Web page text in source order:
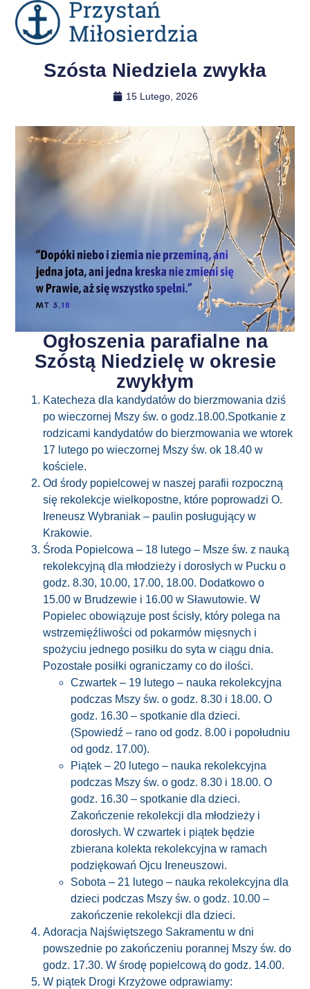
Szósta Niedziela zwykła
15 Lutego, 2026
Ogłoszenia parafialne na
Szóstą Niedzielę w okresie
zwykłym
Katecheza dla kandydatów do bierzmowania dziś
po wieczornej Mszy św. o godz.18.00.Spotkanie z
rodzicami kandydatów do bierzmowania we wtorek
17 lutego po wieczornej Mszy św. ok 18.40 w
kościele.
Od środy popielcowej w naszej parafii rozpoczną
się rekolekcje wielkopostne, które poprowadzi O.
Ireneusz Wybraniak – paulin posługujący w
Krakowie.
Środa Popielcowa – 18 lutego – Msze św. z nauką
rekolekcyjną dla młodzieży i dorosłych w Pucku o
godz. 8.30, 10.00, 17.00, 18.00. Dodatkowo o
15.00 w Brudzewie i 16.00 w Sławutowie. W
Popielec obowiązuje post ścisły, który polega na
wstrzemięźliwości od pokarmów mięsnych i
spożyciu jednego posiłku do syta w ciągu dnia.
Pozostałe posiłki ograniczamy co do ilości.
Czwartek – 19 lutego – nauka rekolekcyjna
podczas Mszy św. o godz. 8.30 i 18.00. O
godz. 16.30 – spotkanie dla dzieci.
(Spowiedź – rano od godz. 8.00 i popołudniu
od godz. 17.00).
Piątek – 20 lutego – nauka rekolekcyjna
podczas Mszy św. o godz. 8.30 i 18.00. O
godz. 16.30 – spotkanie dla dzieci.
Zakończenie rekolekcji dla młodzieży i
dorosłych. W czwartek i piątek będzie
zbierana kolekta rekolekcyjna w ramach
podziękowań Ojcu Ireneuszowi.
Sobota – 21 lutego – nauka rekolekcyjna dla
dzieci podczas Mszy św. o godz. 10.00 –
zakończenie rekolekcji dla dzieci.
Adoracja Najświętszego Sakramentu w dni
powszednie po zakończeniu porannej Mszy św. do
godz. 17.30. W środę popielcową do godz. 14.00.
W piątek Drogi Krzyżowe odprawiamy: